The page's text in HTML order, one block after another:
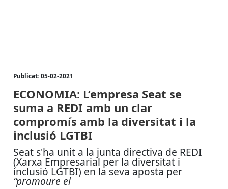
Publicat: 05-02-2021
ECONOMIA: L’empresa Seat se
suma a REDI amb un clar
compromís amb la diversitat i la
inclusió LGTBI
Seat s'ha unit a la junta directiva de REDI
(Xarxa Empresarial per la diversitat i
inclusió LGTBI) en la seva aposta per
“promoure el